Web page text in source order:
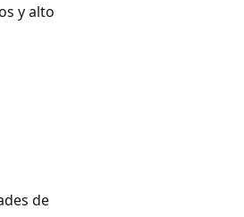
y alto
de